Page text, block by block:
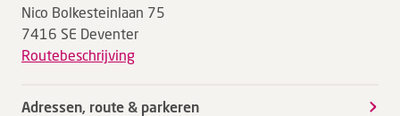
Nico Bolkesteinlaan 75
7416 SE Deventer
Routebeschrijving
Adressen, route & parkeren